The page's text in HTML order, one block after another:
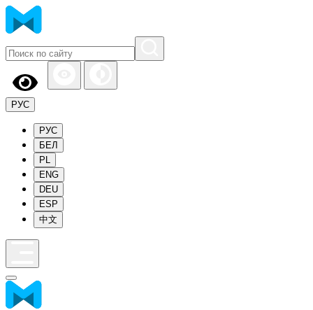
РУС
РУС
БЕЛ
PL
ENG
DEU
ESP
中文